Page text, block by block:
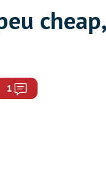
cheap,
1 Commentaires